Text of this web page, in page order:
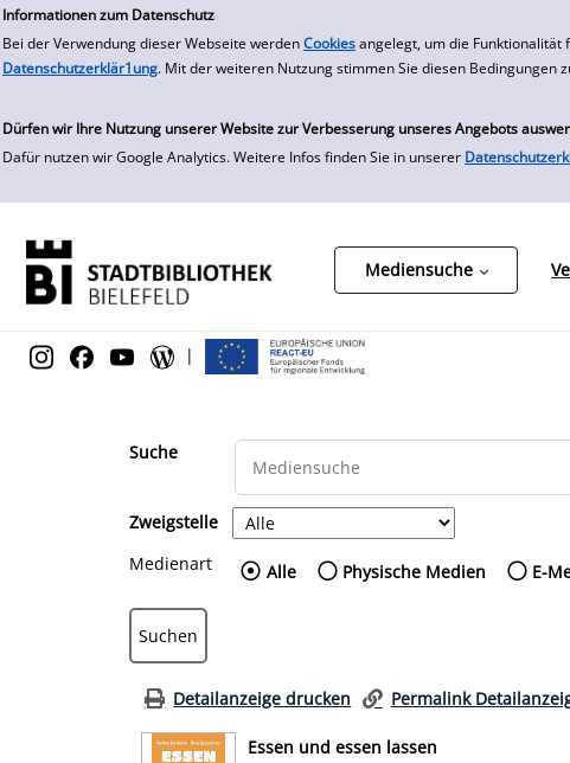
Informationen zum Datenschutz
Bei der Verwendung dieser Webseite werden Cookies angelegt, um die Funktionalität
Datenschutzerklär1ung. Mit der weiteren Nutzung stimmen Sie diesen Bedingungen
Dürfen wir Ihre Nutzung unserer Website zur Verbesserung unseres Angebots
Dafür nutzen wir Google Analytics. Weitere Infos finden Sie in unserer
zur Navigation springen
zum Inhalt springen
Zur Detailanzeige springen
Mediensuche
|
Suche
Zweigstelle
Medienart
Wählen Sie die Medienart
Alle Physische Medien E-
Detailanzeige drucken Permalink
Essen und essen lassen